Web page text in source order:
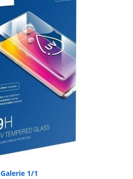
Galerie 1/1